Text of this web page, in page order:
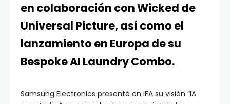
en colaboración con Wicked de
Universal Picture, así como el
lanzamiento en Europa de su
Bespoke AI Laundry Combo.
Samsung Electronics presentó en IFA su visión “IA